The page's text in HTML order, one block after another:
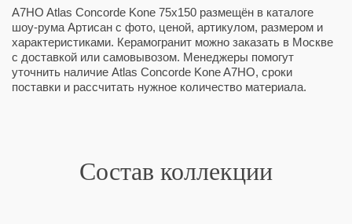
A7HO Atlas Concorde Kone 75x150 размещён в каталоге
шоу-рума Артисан с фото, ценой, артикулом, размером и
характеристиками. Керамогранит можно заказать в Москве
с доставкой или самовывозом. Менеджеры помогут
уточнить наличие Atlas Concorde Kone A7HO, сроки
поставки и рассчитать нужное количество материала.
Состав коллекции